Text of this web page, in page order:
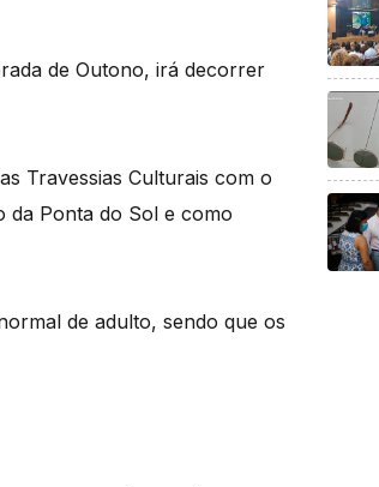
de Outono, irá decorrer
Travessias Culturais com o
da Ponta do Sol e como
de adulto, sendo que os